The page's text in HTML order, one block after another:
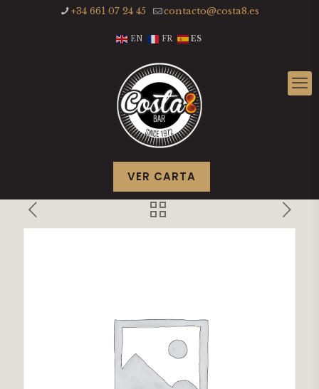
+34 661 07 24 45 contacto@costa8.es
EN FR ES
VER CARTA